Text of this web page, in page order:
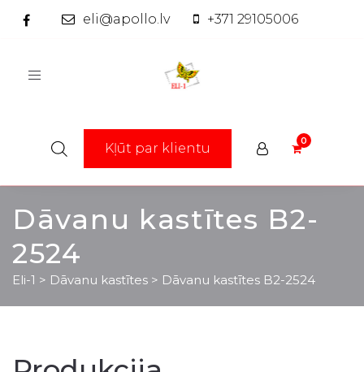
eli@apollo.lv +371 29105006
Toggle
Kļūt par klientu
Dāvanu kastītes B2-
2524
Eli-1 > Dāvanu kastītes > Dāvanu kastītes B2-2524